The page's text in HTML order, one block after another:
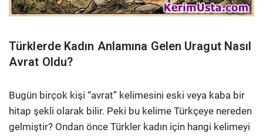
Türklerde Kadın Anlamına Gelen Uragut Nasıl
Avrat Oldu?
Bugün birçok kişi “avrat” kelimesini eski veya kaba bir
hitap şekli olarak bilir. Peki bu kelime Türkçeye nereden
gelmiştir? Ondan önce Türkler kadın için hangi kelimeyi